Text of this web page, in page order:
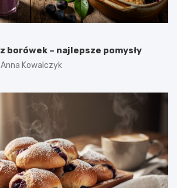
borówek – najlepsze pomysły
Anna Kowalczyk